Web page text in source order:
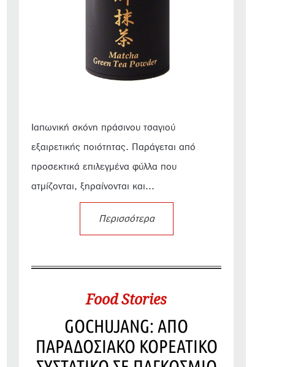
Ιαπωνική σκόνη πράσινου τσαγιού
εξαιρετικής ποιότητας. Παράγεται από
προσεκτικά επιλεγμένα φύλλα που
ατμίζονται, ξηραίνονται και...
Περισσότερα
Food Stories
GOCHUJANG: ΑΠΟ
ΠΑΡΑΔΟΣΙΑΚΟ ΚΟΡΕΑΤΙΚΟ